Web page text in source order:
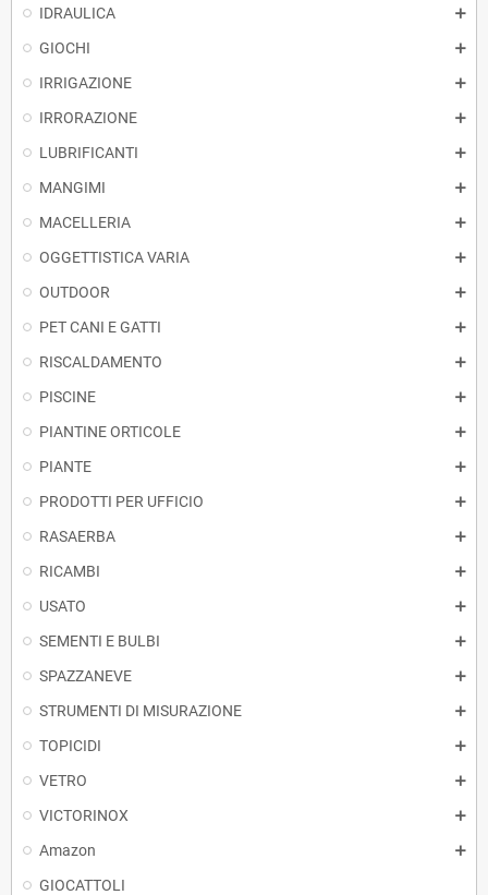
IDRAULICA
GIOCHI
IRRIGAZIONE
IRRORAZIONE
LUBRIFICANTI
MANGIMI
MACELLERIA
OGGETTISTICA VARIA
OUTDOOR
PET CANI E GATTI
RISCALDAMENTO
PISCINE
PIANTINE ORTICOLE
PIANTE
PRODOTTI PER UFFICIO
RASAERBA
RICAMBI
USATO
SEMENTI E BULBI
SPAZZANEVE
STRUMENTI DI MISURAZIONE
TOPICIDI
VETRO
VICTORINOX
Amazon
GIOCATTOLI